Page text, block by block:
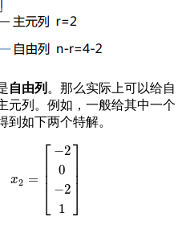
自由列 。那么实际上可以给自
元列。例如，一般给其中一个
到如下两个特解。
x2 =
⎡
⎣
⎢⎢⎢
−2
0
−2
1
⎤
⎦
⎥⎥⎥
2=[−20 −